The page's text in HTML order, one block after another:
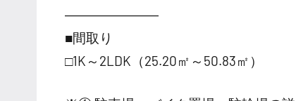
―――――――
■間取り
□1K～2LDK（25.20㎡～50.83㎡）